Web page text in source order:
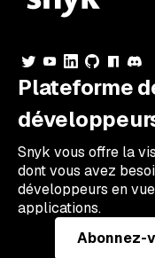
Plateforme
Snyk vous offre la
dont vous avez
développeurs en
applications.
Abonnez-